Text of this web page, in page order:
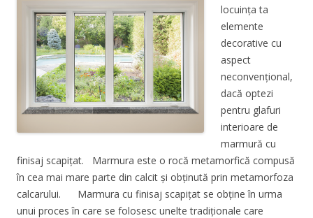
locuința ta
elemente
decorative cu
aspect
neconvențional,
dacă optezi
pentru glafuri
interioare de
marmură cu
finisaj scapițat. Marmura este o rocă metamorfică compusă
în cea mai mare parte din calcit și obținută prin metamorfoza
calcarului. Marmura cu finisaj scapițat se obține în urma
unui proces în care se folosesc unelte tradiționale care